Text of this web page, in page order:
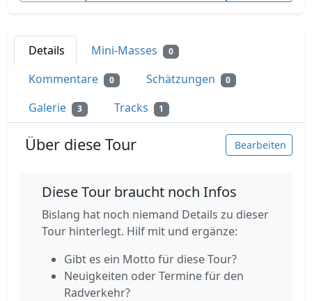
Details Mini-Masses 0
Kommentare 0 Schätzungen 0
Galerie 3 Tracks 1
Über diese Tour Bearbeiten
Diese Tour braucht noch Infos
Bislang hat noch niemand Details zu dieser
Tour hinterlegt. Hilf mit und ergänze:
Gibt es ein Motto für diese Tour?
Neuigkeiten oder Termine für den
Radverkehr?